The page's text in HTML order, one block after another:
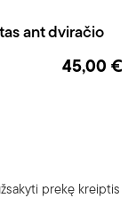
ant dviračio
45,00 €
prekę kreiptis